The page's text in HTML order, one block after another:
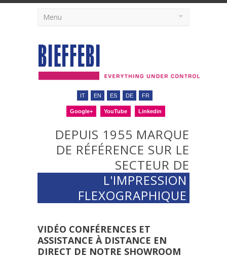
Menu
IT EN ES DE FR
Google+ YouTube Linkedin
DEPUIS 1955 MARQUE
DE RÉFÉRENCE SUR LE
SECTEUR DE
L'IMPRESSION
FLEXOGRAPHIQUE
VIDÉO CONFÉRENCES ET
ASSISTANCE À DISTANCE EN
DIRECT DE NOTRE SHOWROOM